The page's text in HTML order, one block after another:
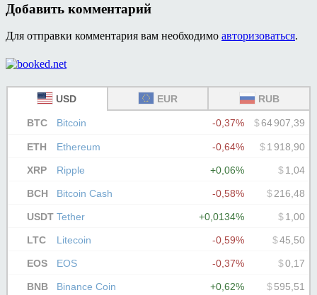
Добавить комментарий
Для отправки комментария вам необходимо авторизоваться.